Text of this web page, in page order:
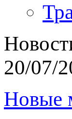
20/07/
Новые